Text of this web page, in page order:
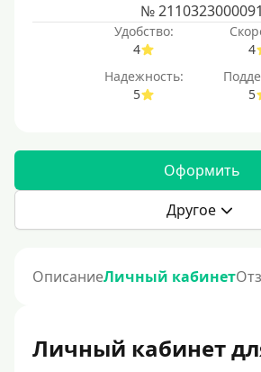
№ 2110323000091
Удобство:
4
4
Надежность:
5
5
Оформить
Другое
ОписаниеЛичный кабинет
Личный кабинет